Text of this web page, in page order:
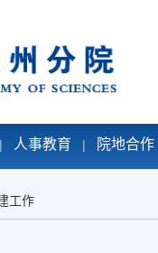
| 人事教育 | 院地合作
工作